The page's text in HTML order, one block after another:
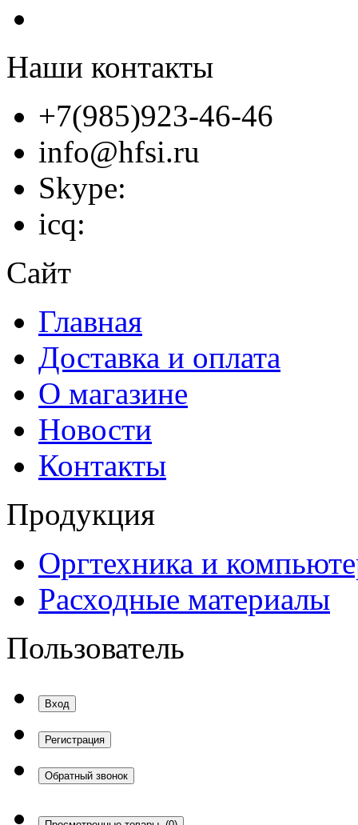
Наши контакты
+7(985)923-46-46
info@hfsi.ru
Skype:
icq:
Сайт
Главная
Доставка и оплата
О магазине
Новости
Контакты
Продукция
Оргтехника и
Расходные материалы
Пользователь
Вход
Регистрация
Обратный звонок